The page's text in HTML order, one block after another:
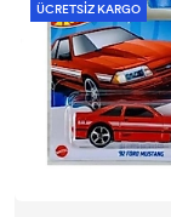
ÜCRETSİZ KARGO